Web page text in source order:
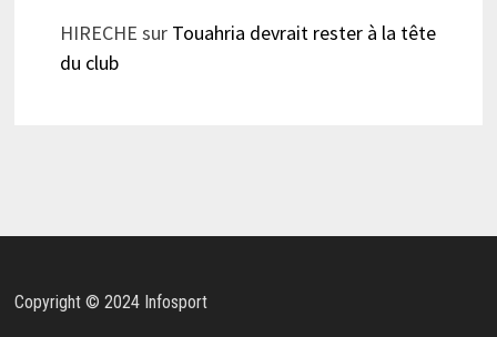
HIRECHE sur Touahria devrait rester à la tête
du club
Copyright © 2024 Infosport